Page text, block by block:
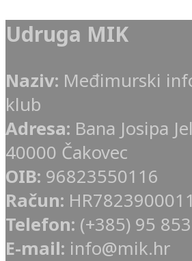
Udruga MIK
Naziv: Međimurski
klub
Adresa: Bana Josipa
40000 Čakovec
OIB: 96823550116
Račun:
Telefon: (+385) 95
E-mail: info@mik.hr